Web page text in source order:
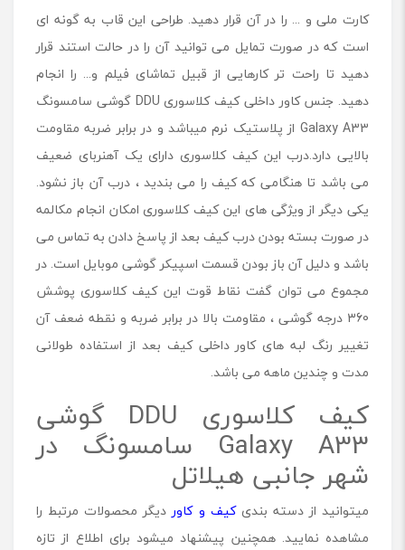
G
a
a
x
y
A
3
3
کارت ملی و ... را در آن قرار دهید. طراحی این قاب به گونه ای
است که در صورت تمایل می توانید آن را در حالت استند قرار
دهید تا راحت تر کارهایی از قبیل تماشای فیلم و... را انجام
دهید. جنس کاور داخلی کیف کلاسوری DDU گوشی سامسونگ
Galaxy A33 از پلاستیک نرم میباشد و در برابر ضربه مقاومت
بالایی دارد.درب این کیف کلاسوری دارای یک آهنربای ضعیف
می باشد تا هنگامی که کیف را می بندید ، درب آن باز نشود.
یکی دیگر از ویژگی های این کیف کلاسوری امکان انجام مکالمه
در صورت بسته بودن درب کیف بعد از پاسخ دادن به تماس می
باشد و دلیل آن باز بودن قسمت اسپیکر گوشی موبایل است. در
مجموع می توان گفت نقاط قوت این کیف کلاسوری پوشش
360 درجه گوشی ، مقاومت بالا در برابر ضربه و نقطه ضعف آن
تغییر رنگ لبه های کاور داخلی کیف بعد از استفاده طولانی
مدت و چندین ماهه می باشد.
کیف کلاسوری DDU گوشی
Galaxy A33 سامسونگ در
شهر جانبی هیلاتل
میتوانید از دسته بندیکیف و کاور دیگر محصولات مرتبط را
مشاهده نمایید. همچنین پیشنهاد میشود برای اطلاع از تازه